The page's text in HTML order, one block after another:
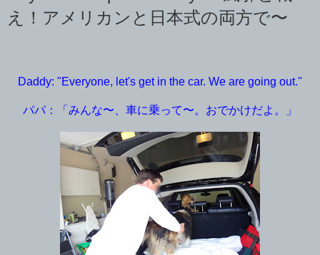
え！アメリカンと日本式の両方で〜
Daddy: "Everyone, let's get in the car. We are going out."
パパ：「みんな〜、車に乗って〜。おでかけだよ。」